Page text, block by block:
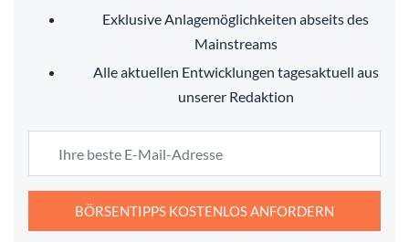
Exklusive Anlagemöglichkeiten abseits des
Mainstreams
Alle aktuellen Entwicklungen tagesaktuell aus
unserer Redaktion
BÖRSENTIPPS KOSTENLOS ANFORDERN